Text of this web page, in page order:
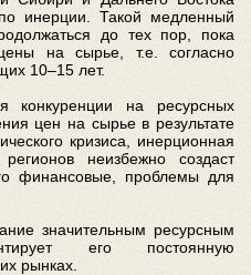
инерции. Такой медленный
до тех пор, пока
на сырье, т.е. согласно
10–15 лет.
конкуренции на ресурсных
цен на сырье в результате
кризиса, инерционная
неизбежно создаст
финансовые, проблемы для
значительным ресурсным
его постоянную
рынках.